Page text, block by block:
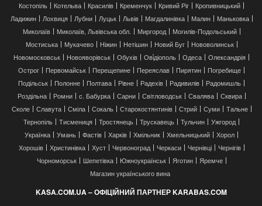
Костопіль
Котельва Красилів Кременчук Кривий Ріг
Кропивницький
Ладижин
Лохвиця Лубни Луцьк Львів Магдалинівка Малин
Маньковка
Миколаїв
Миколаїв, Львівська обл. Миргород
Могилів-Подольський
Мостиська
Мукачево Ніжин Нетішин Новий Буг
Нововолинськ
Новомосковськ
Новояворівськ Обухів Ові́діополь Одеса
Олександрія
Острог
Первомайськ Перещепине Переяслав Пирятин
Погребище
Подільськ
Полонне Полтава Рівне Радехів Радивилів
Радомишль
Роздільна
Ромни с. Бабурка Сарни Світловодськ Свалява
Сквира
Сколе
Славута Сміла Сокаль Старокостянтинів Стрий Суми
Тальне
Тернопіль
Тисмениця Тростянець Трускавець Тульчин
Ужгород
Українка
Умань Фастів Харків Хмільник Хмельницький
Хорол
Хорошів
Христинівка Хуст Червоноград Черкаси Чернівці
Чернігів
Чорноморськ
Шепетівка Южноукраїнськ Яготин
Яремче
Магазин українського вина
KASA.COM.UA – ОФІЦІЙНИЙ ПАРТНЕР KARABAS.COM